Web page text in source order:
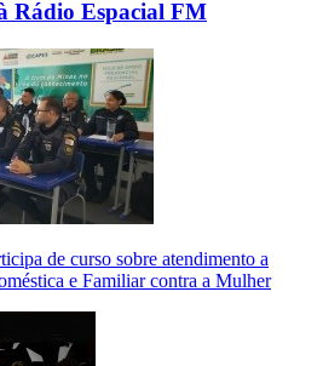
Rádio Espacial FM
de curso sobre atendimento a
e Familiar contra a Mulher